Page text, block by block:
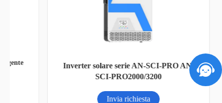
Inverter solare serie AN-SCI-PRO AN-
SCI-PRO2000/3200
Invia richiesta